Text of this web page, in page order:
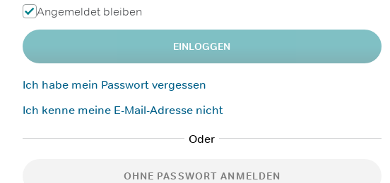
Angemeldet bleiben
EINLOGGEN
Ich habe mein Passwort vergessen
Ich kenne meine E-Mail-Adresse nicht
OHNE PASSWORT ANMELDEN